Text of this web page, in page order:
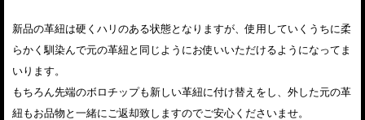
新品の革紐は硬くハリのある状態となりますが、使用していくうちに柔
らかく馴染んで元の革紐と同じようにお使いいただけるようになってま
いります。
もちろん先端のボロチップも新しい革紐に付け替えをし、外した元の革
紐もお品物と一緒にご返却致しますのでご安心くださいませ。